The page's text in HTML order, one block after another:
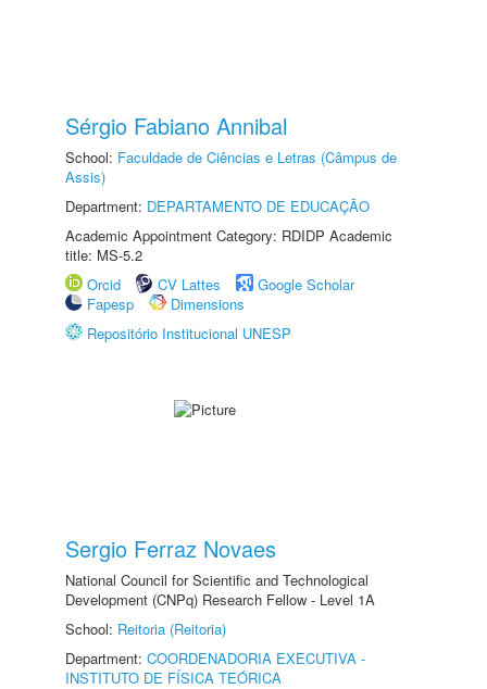
Sérgio Fabiano Annibal
School: Faculdade de Ciências e Letras (Câmpus de
Assis)
Department: DEPARTAMENTO DE EDUCAÇÃO
Academic Appointment Category: RDIDP Academic
title: MS-5.2
Orcid
CV Lattes
Google Scholar
Fapesp
Dimensions
Repositório Institucional UNESP
Sergio Ferraz Novaes
National Council for Scientific and Technological
Development (CNPq) Research Fellow - Level 1A
School: Reitoria (Reitoria)
Department: COORDENADORIA EXECUTIVA -
INSTITUTO DE FÍSICA TEÓRICA